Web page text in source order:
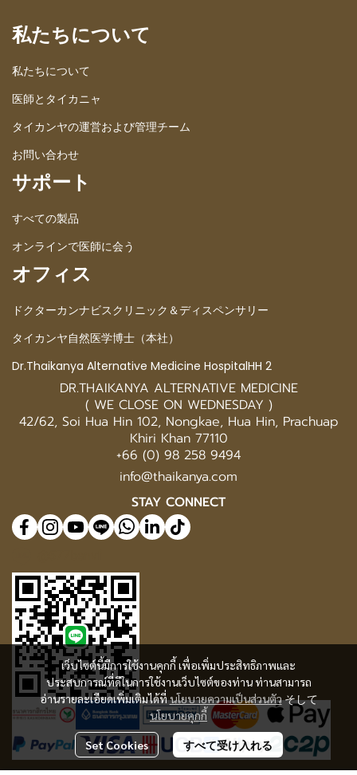
เว็บไซต์นี้มีการใช้งานคุกกี้ เพื่อเพิ่มประสิทธิภาพและ
ประสบการณ์ที่ดีในการใช้งานเว็บไซต์ของท่าน ท่านสามารถ
อ่านรายละเอียดเพิ่มเติมได้ที่นโยบายความเป็นส่วนตัวそして
นโยบายคุกกี้
Set Cookies すべて受け入れる
私たちについて
私たちについて
医師とタイカニャ
タイカンヤの運営および管理チーム
お問い合わせ
サポート
すべての製品
オンラインで医師に会う
オフィス
ドクターカンナビスクリニック＆ディスペンサリー
タイカンヤ自然医学博士（本社）
Dr.Thaikanya Alternative Medicine HospitalHH 2
DR.THAIKANYA ALTERNATIVE MEDICINE
( WE CLOSE ON WEDNESDAY )
42/62, Soi Hua Hin 102, Nongkae, Hua Hin, Prachuap
Khiri Khan 77110
+66 (0) 98 258 9494
info@thaikanya.com
STAY CONNECT